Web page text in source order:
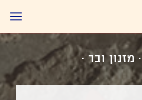
· מזנון ובר ·